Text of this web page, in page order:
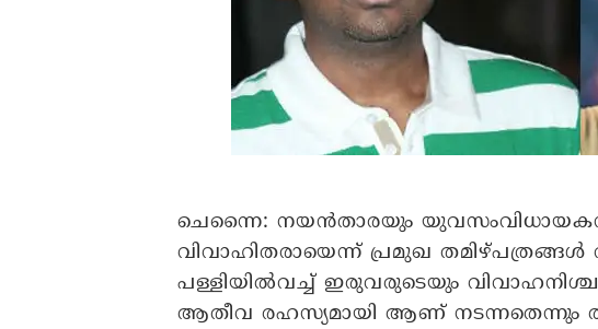
ചെന്നൈ: നയൻതാരയും
വിവാഹിതരായെന്ന് പ്രമുഖ തമിഴ്പത്രങ്ങൾ
പള്ളിയിൽവച്ച് ഇരുവരുടെയും
ആതീവ രഹസ്യമായി ആണ് നടന്നതെന്നും